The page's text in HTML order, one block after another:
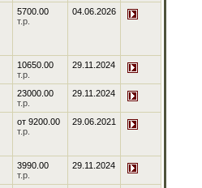
5700.00
т.р.
04.06.2026
10650.00
т.р.
29.11.2024
23000.00
т.р.
29.11.2024
от 9200.00
т.р.
29.06.2021
3990.00
т.р.
29.11.2024